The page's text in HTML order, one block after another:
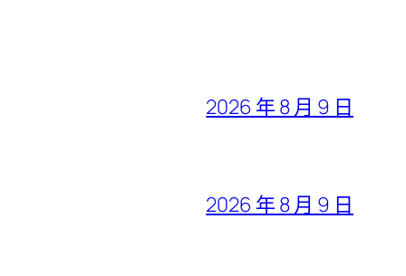
2026 年 8 月 9 日
2026 年 8 月 9 日